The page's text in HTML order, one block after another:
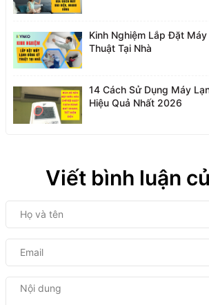
Kinh Nghiệm Lắp Đặt
Thuật Tại Nhà
14 Cách Sử Dụng Máy
Hiệu Quả Nhất 2026
Viết bình luận